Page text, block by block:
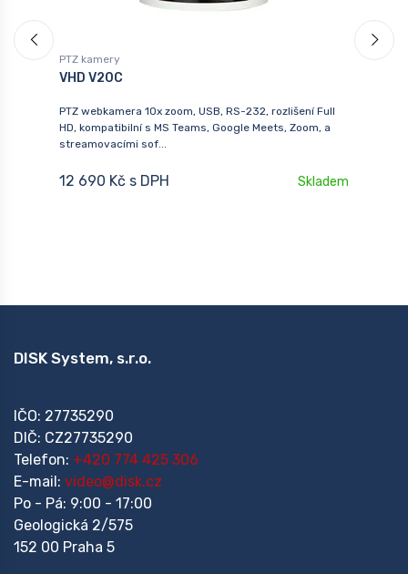
PTZ kamery
VHD V20C
PTZ webkamera 10x zoom, USB, RS-232, rozlišení Full
HD, kompatibilní s MS Teams, Google Meets, Zoom, a
streamovacími sof...
12 690 Kč s DPH Skladem
DISK System, s.r.o.
IČO: 27735290
DIČ: CZ27735290
Telefon: +420 774 425 306
E-mail: video@disk.cz
Po - Pá: 9:00 - 17:00
Geologická 2/575
152 00 Praha 5